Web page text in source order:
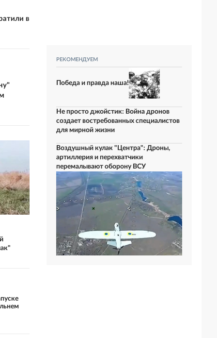
в
РЕКОМЕНДУЕМ
Победа и правда наша!
Не просто джойстик: Война дронов
создает востребованных специалистов
для мирной жизни
Воздушный кулак "Центра": Дроны,
артиллерия и перехватчики
перемалывают оборону ВСУ